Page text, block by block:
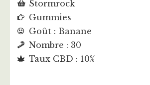
Stormrock
Gummies
Goût : Banane
Nombre : 30
Taux CBD : 10%